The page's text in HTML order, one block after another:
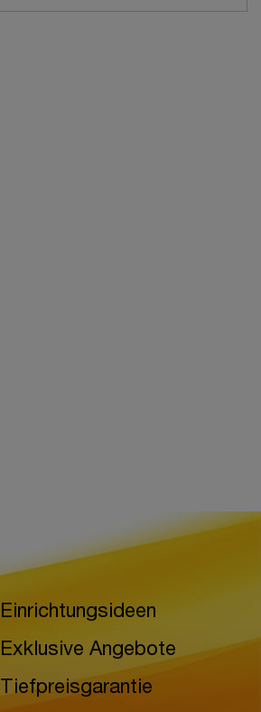
Einrichtungsideen
Exklusive Angebote
Tiefpreisgarantie